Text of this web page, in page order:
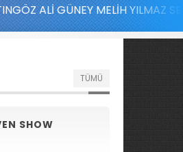
YILMAZ SERDAR AYDIN
TÜMÜ
SHOW